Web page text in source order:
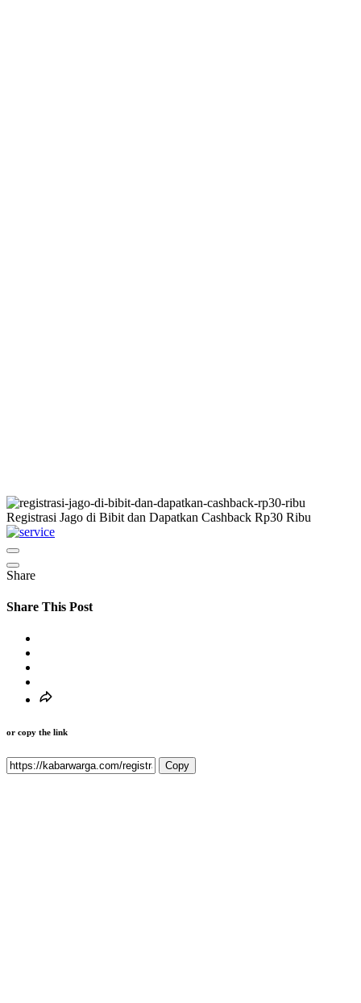
Registrasi Jago di Bibit dan Dapatkan Cashback Rp30 Ribu
Share
Share This Post
or copy the link
Copy